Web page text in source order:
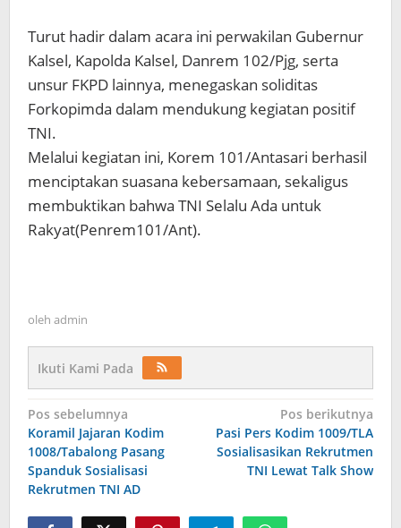
‎Turut hadir dalam acara ini perwakilan Gubernur
Kalsel, Kapolda Kalsel, Danrem 102/Pjg, serta
unsur FKPD lainnya, menegaskan soliditas
Forkopimda dalam mendukung kegiatan positif
TNI.
‎Melalui kegiatan ini, Korem 101/Antasari berhasil
menciptakan suasana kebersamaan, sekaligus
membuktikan bahwa TNI Selalu Ada untuk
Rakyat(Penrem101/Ant).
oleh admin
Ikuti Kami Pada
Navigasi
pos
Pos sebelumnya
Koramil Jajaran Kodim
1008/Tabalong Pasang
Spanduk Sosialisasi
Rekrutmen TNI AD
Pos berikutnya
Pasi Pers Kodim 1009/TLA
Sosialisasikan Rekrutmen
TNI Lewat Talk Show